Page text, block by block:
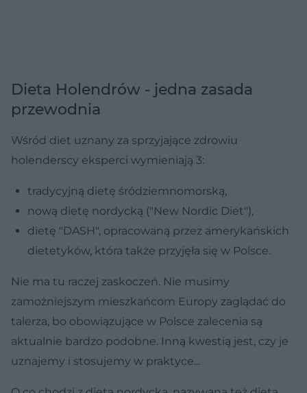
Dieta Holendrów - jedna zasada
przewodnia
Wśród diet uznany za sprzyjające zdrowiu
holenderscy eksperci wymieniają 3:
tradycyjną dietę śródziemnomorską,
nową dietę nordycką ("New Nordic Diet"),
dietę "DASH", opracowaną przez amerykańskich
dietetyków, która także przyjęła się w Polsce.
Nie ma tu raczej zaskoczeń. Nie musimy
zamożniejszym mieszkańcom Europy zaglądać do
talerza, bo obowiązujące w Polsce zalecenia są
aktualnie bardzo podobne. Inną kwestią jest, czy je
uznajemy i stosujemy w praktyce...